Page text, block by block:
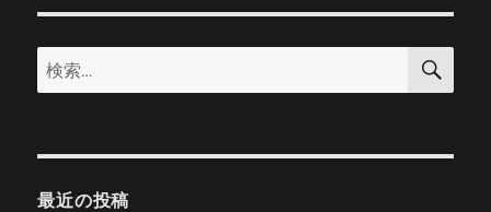
ン
検
索:
検
最近の投稿